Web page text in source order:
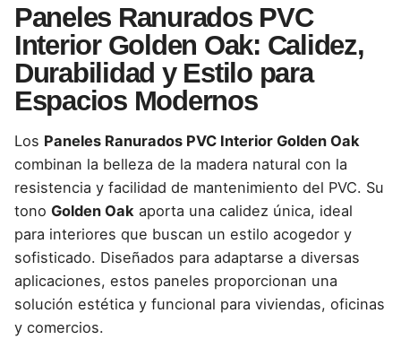
Paneles Ranurados PVC
Interior Golden Oak: Calidez,
Durabilidad y Estilo para
Espacios Modernos
Los Paneles Ranurados PVC Interior Golden Oak
combinan la belleza de la madera natural con la
resistencia y facilidad de mantenimiento del PVC. Su
tono Golden Oak aporta una calidez única, ideal
para interiores que buscan un estilo acogedor y
sofisticado. Diseñados para adaptarse a diversas
aplicaciones, estos paneles proporcionan una
solución estética y funcional para viviendas, oficinas
y comercios.